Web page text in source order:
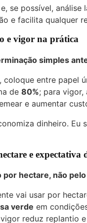
se possível,
e facilita qualquer
e vigor na prática
simples
coloque entre papel
de 80%; para vigor,
e aumentar
dinheiro.
e expectativa
hectare, não
vai usar por
verde em
reduz replantio